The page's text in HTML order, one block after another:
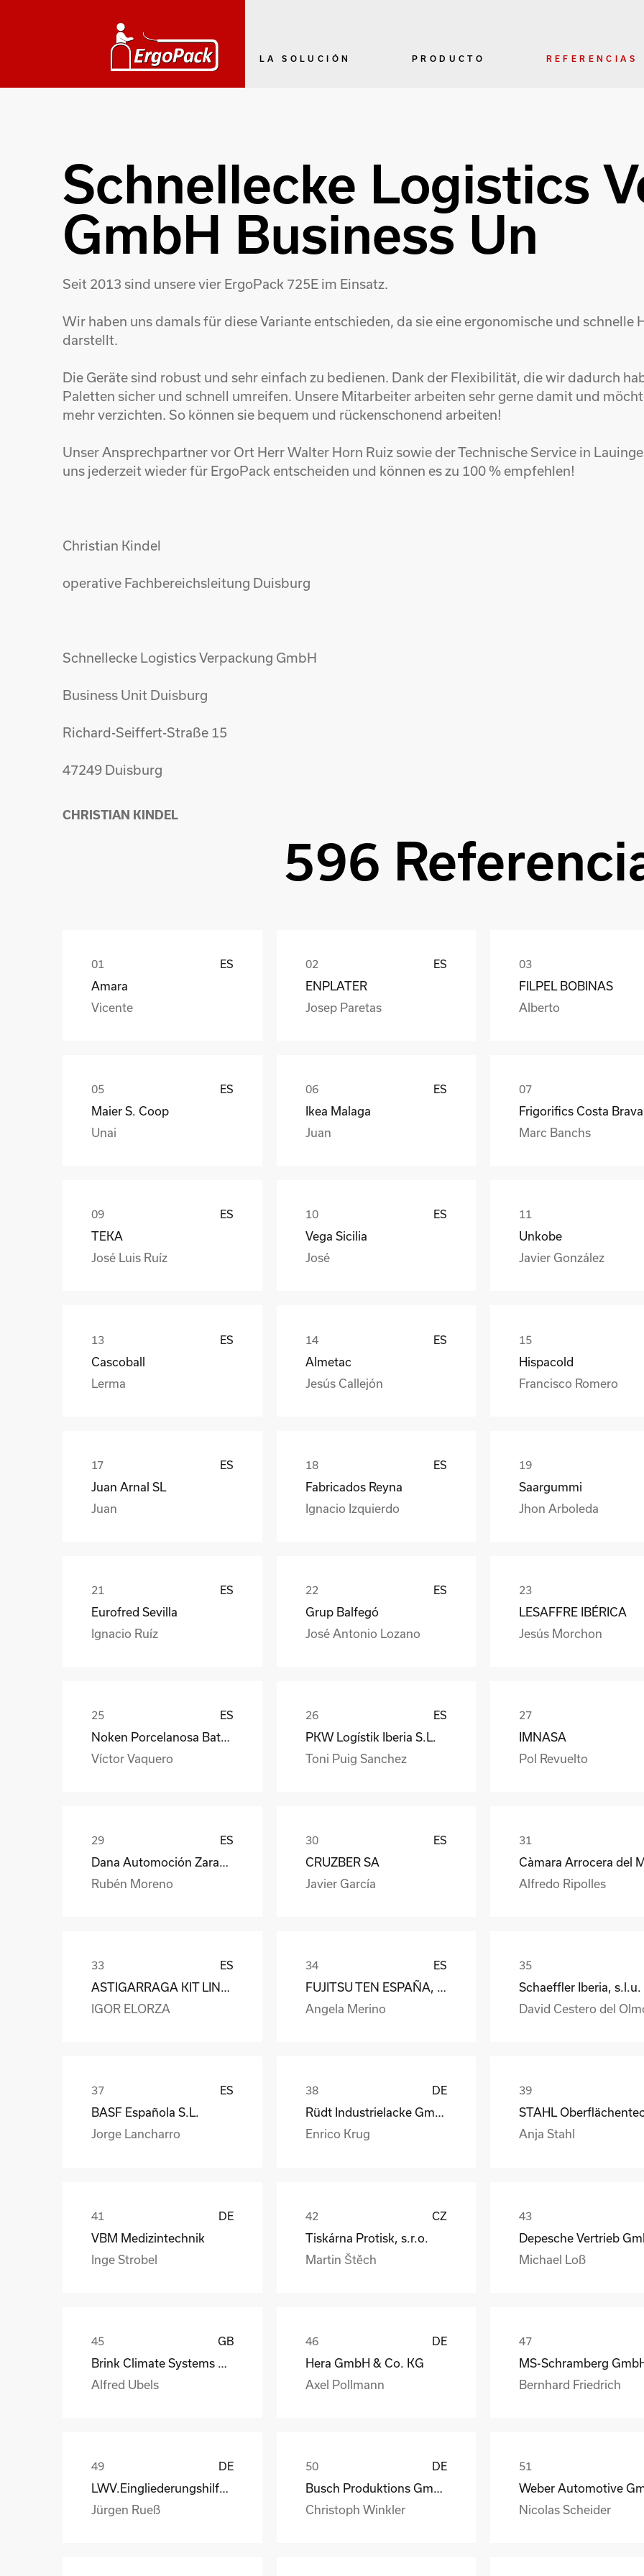
LA SOLUCIÓN PRODUCTO REFERENCIAS
Schnellecke Logistics
GmbH Business Un
Seit 2013 sind unsere vier ErgoPack 725E im Einsatz.
Wir haben uns damals für diese Variante entschieden, da sie eine ergonomische und
darstellt.
Die Geräte sind robust und sehr einfach zu bedienen. Dank der Flexibilität, die wir dadurch
Paletten sicher und schnell umreifen. Unsere Mitarbeiter arbeiten sehr gerne damit und
mehr verzichten. So können sie bequem und rückenschonend arbeiten!
Unser Ansprechpartner vor Ort Herr Walter Horn Ruiz sowie der Technische Service in
uns jederzeit wieder für ErgoPack entscheiden und können es zu 100 % empfehlen!
Christian Kindel
operative Fachbereichsleitung Duisburg
Schnellecke Logistics Verpackung GmbH
Business Unit Duisburg
Richard-Seiffert-Straße 15
47249 Duisburg
CHRISTIAN KINDEL
596
ES
Amara
Vicente
ES
ENPLATER
Josep Paretas
FILPEL BOBINAS
Alberto
ES
Maier S. Coop
Unai
ES
Ikea Malaga
Juan
Frigorifics Costa Brava
Marc Banchs
ES
TEKA
José Luis Ruíz
ES
Vega Sicilia
José
Unkobe
Javier González
ES
Cascoball
Lerma
ES
Almetac
Jesús Callejón
Hispacold
Francisco Romero
ES
Juan Arnal SL
Juan
ES
Fabricados Reyna
Ignacio Izquierdo
Saargummi
Jhon Arboleda
ES
Eurofred Sevilla
Ignacio Ruíz
ES
Grup Balfegó
José Antonio Lozano
LESAFFRE IBÉRICA
Jesús Morchon
ES
Víctor Vaquero
ES
PKW Logístik Iberia S.L.
Toni Puig Sanchez
IMNASA
Pol Revuelto
ES
Rubén Moreno
ES
CRUZBER SA
Javier García
Alfredo Ripolles
ES
ASTIGARRAGA KIT LINE S.L.
IGOR ELORZA
ES
FUJITSU TEN ESPAÑA, S.A.
Angela Merino
Schaeffler Iberia, s.l.u.
David Cestero del
ES
BASF Española S.L.
Jorge Lancharro
DE
Rüdt Industrielacke GmbH & Co.KG
Enrico Krug
Anja Stahl
DE
VBM Medizintechnik
Inge Strobel
CZ
Tiskárna Protisk, s.r.o.
Martin Štěch
Michael Loß
GB
Alfred Ubels
DE
Hera GmbH & Co. KG
Axel Pollmann
Bernhard Friedrich
DE
Jürgen Rueß
DE
Christoph Winkler
Nicolas Scheider